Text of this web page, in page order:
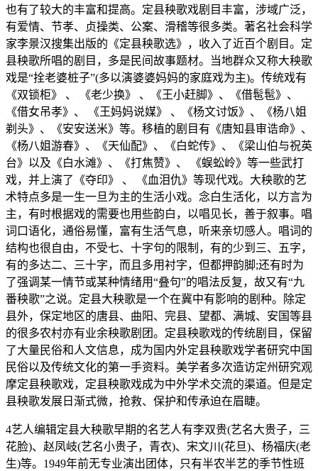
也有了较大的丰富和提高。定县秧歌戏剧目丰富，涉域广泛，
有爱情、节孝、贞操类、公案、滑稽等很多类。著名社会科学
家李景汉搜集出版的《定县秧歌选》，收入了近百个剧目。定
县秧歌所唱的剧目，多是民间故事题材。当地群众又称大秧歌
戏是“拴老婆桩子”(多以演婆婆妈妈的家庭戏为主)。传统戏有
《双锁柜》 、 《老少换》 、《王小赶脚》、《借髢髢》、
《借女吊孝》、 《王妈妈说媒》 、《杨文讨饭》、《杨八姐
剃头》、《安安送米》等。移植的剧目有《唐知县审诰命》、
《杨八姐游春》、《天仙配》、《白蛇传》、《梁山伯与祝英
台》以及《白水滩》、《打焦赞》、 《蜈蚣岭》等一些武打
戏，并上演了《夺印》 、 《血泪仇》等现代戏。大秧歌的艺
术特点多是一生一旦为主的生活小戏。念白生活化，以方言为
主，有时根据戏的需要也用些韵白，以唱见长，善于叙事。唱
词口语化，通俗易懂，富有生活气息，听来亲切感人。唱词的
结构也很自由，不受七、十字句的限制，有的少到三、五字，
有的多达二、三十字，而且多用衬字，但都押韵脚;还有时为
了强调某一情节或某种情绪用“叠句”的唱法反复，故又有“九
番秧歌”之说。定县大秧歌是一个在冀中有影响的剧种。除定
县外，保定地区的唐县、曲阳、完县、望都、满城、安国等县
的很多农村亦有业余秧歌剧团。定县秧歌戏的传统剧目，保留
了大量民俗和人文信息，成为国内外定县秧歌戏学者研究中国
民俗以及传统文化的第一手资料。美学者多次造访定州研究观
摩定县秧歌戏，定县秧歌戏成为中外学术交流的渠道。但是定
县秧歌发展日渐式微，抢救、保护和传承迫在眉睫。
4艺人编辑定县大秧歌早期的名艺人有李双贵(艺名大贵子，三
花脸)、赵凤岐(艺名小贵子，青衣)、宋文川(花旦)、杨福庆(老
生)等。1949年前无专业演出团体，只有半农半艺的季节性班